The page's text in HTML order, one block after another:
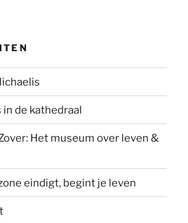
de kathedraal
Het museum over leven &
eindigt, begint je leven